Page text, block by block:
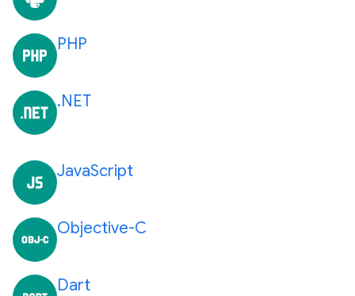
PHP
.NET
JavaScript
Objective-C
Dart